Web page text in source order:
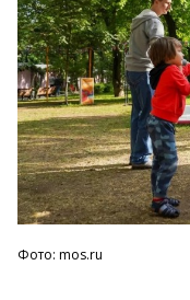
Фото: mos.ru